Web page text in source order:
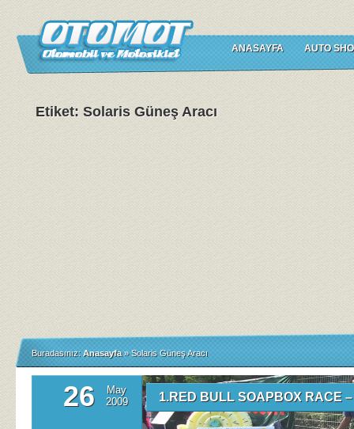
ANASAYFA AUTO
Etiket: Solaris Güneş Aracı
Buradasınız: Anasayfa » Solaris Güneş Aracı
26
May
2009
1.RED BULL SOAPBOX RACE